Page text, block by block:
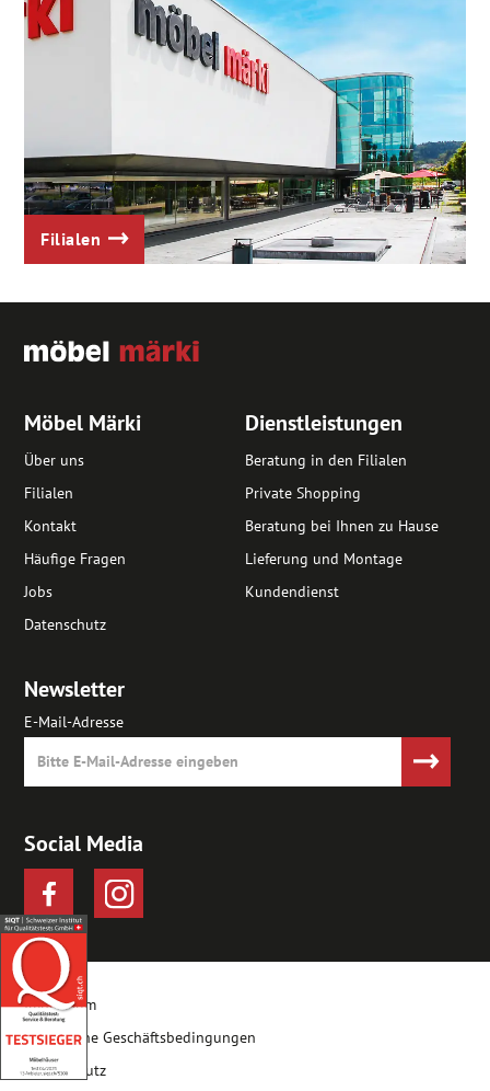
Filialen
Möbel Märki
Über uns
Filialen
Kontakt
Häufige Fragen
Jobs
Datenschutz
Dienstleistungen
Beratung in den Filialen
Private Shopping
Beratung bei Ihnen zu Hause
Lieferung und Montage
Kundendienst
Newsletter
E-Mail-Adresse
Social Media
Impressum
Allgemeine Geschäftsbedingungen
Datenschutz